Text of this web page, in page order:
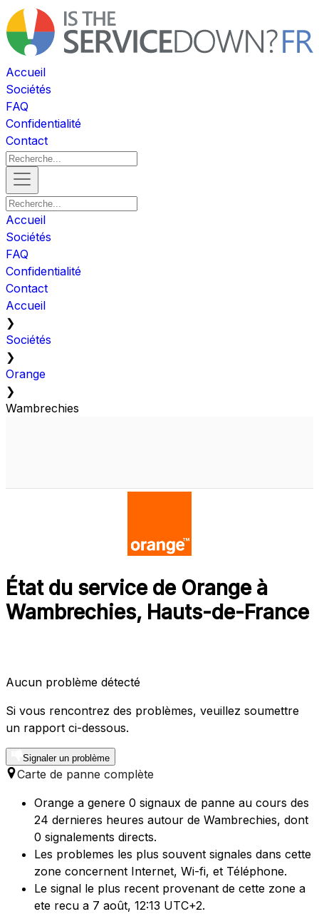
Accueil
Sociétés
FAQ
Confidentialité
Contact
Accueil
Sociétés
FAQ
Confidentialité
Contact
Accueil
❯
Sociétés
❯
Orange
❯
Wambrechies
État du service de Orange à
Wambrechies, Hauts-de-France
Aucun problème détecté
Si vous rencontrez des problèmes, veuillez soumettre
un rapport ci-dessous.
Signaler un problème
Carte de panne complète
Orange a genere 0 signaux de panne au cours des
24 dernieres heures autour de Wambrechies, dont
0 signalements directs.
Les problemes les plus souvent signales dans cette
zone concernent Internet, Wi-fi, et Téléphone.
Le signal le plus recent provenant de cette zone a
ete recu a 7 août, 12:13 UTC+2.